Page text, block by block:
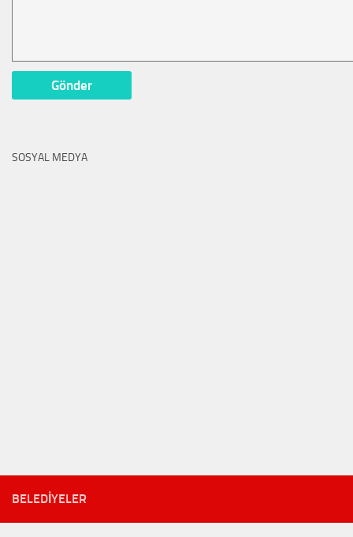
SOSYAL MEDYA
BELEDIYELER